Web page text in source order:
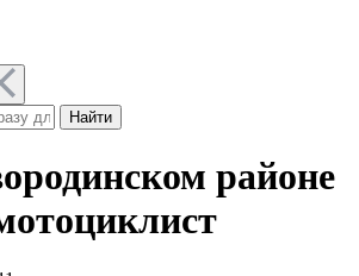
Найти
районе